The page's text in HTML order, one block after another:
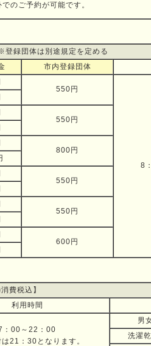
のご予約が可能です。
録団体は別途規定を定める
市内登録団体
550円
8
550円
800円
550円
550円
600円
費税込】
利用時間
：00～22：00
21：30となります。
男
洗濯